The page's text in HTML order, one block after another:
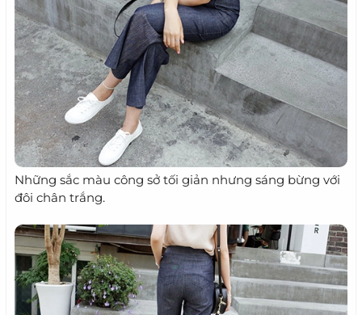
Những sắc màu công sở tối giản nhưng sáng bừng với
đôi chân trắng.